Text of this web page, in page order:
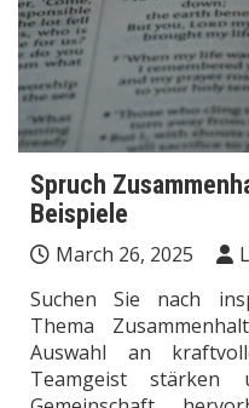
Spruch
Beispiele
March 26, 2025
Suchen Sie nach
Thema
Auswahl an
Teamgeist